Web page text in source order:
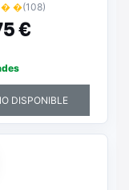
�(108)
€
DISPONIBLE